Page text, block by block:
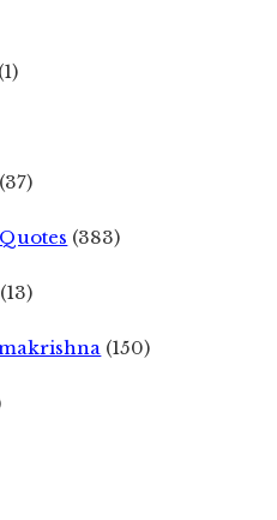
(1)
(37)
(383)
(13)
(150)